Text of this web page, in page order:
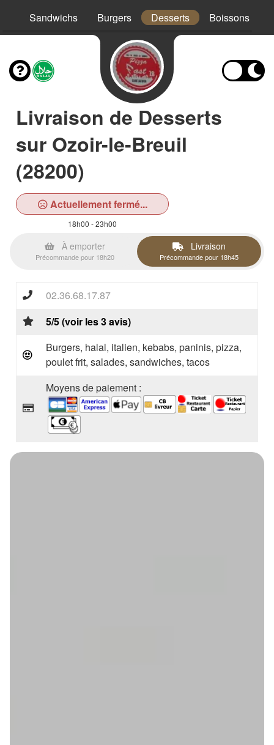
Sandwichs Burgers Desserts Boissons
Livraison de Desserts
sur Ozoir-le-Breuil
(28200)
Actuellement fermé...
18h00 - 23h00
À emporter
Précommande pour 18h20
Livraison
Précommande pour 18h45
02.36.68.17.87
5/5 (voir les 3 avis)
Burgers, halal, italien, kebabs, paninis, pizza,
poulet frit, salades, sandwiches, tacos
Moyens de paiement :